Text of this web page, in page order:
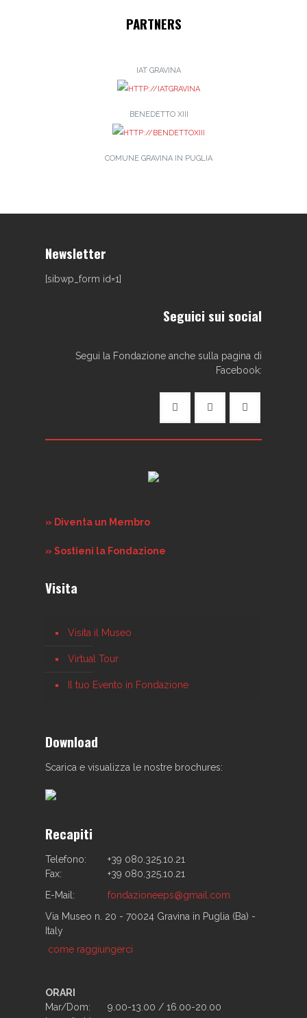
PARTNERS
IAT GRAVINA
BENEDETTO XIII
COMUNE GRAVINA IN PUGLIA
Newsletter
[sibwp_form id=1]
Seguici sui social
Segui la Fondazione anche sulla pagina di
Facebook:
» Diventa un Membro
» Sostieni la Fondazione
Visita
Visita il Museo
Virtual Tour
Il tuo Evento in Fondazione
Download
Scarica e visualizza le nostre brochures:
Recapiti
Telefono:
+39 080.325.10.21
Fax:
+39 080.325.10.21
E-Mail:
fondazioneeps@gmail.com
Via Museo n. 20 - 70024 Gravina in Puglia (Ba) -
Italy
come raggiungerci
ORARI
Mar/Dom:
9.00-13.00 / 16.00-20.00